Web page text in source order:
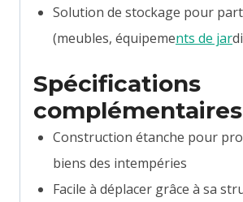
Solution de stockage pour
(meubles, équipements de jar
Spécifications
Construction étanche pour
biens des intempéries
Facile à déplacer grâce à sa